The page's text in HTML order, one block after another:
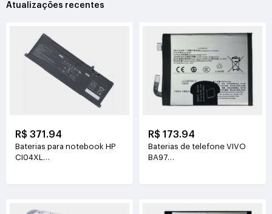
Atualizações recentes
R$ 371.94
Baterias para notebook HP
CI04XL
R$ 173.94
Baterias de telefone VIVO
BA97